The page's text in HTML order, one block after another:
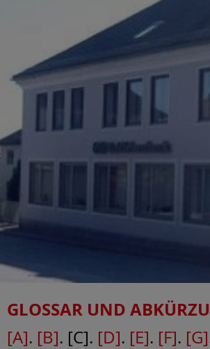
GLOSSAR UND
[A]. [B]. [C]. [D]. [E]. [F]. [G]